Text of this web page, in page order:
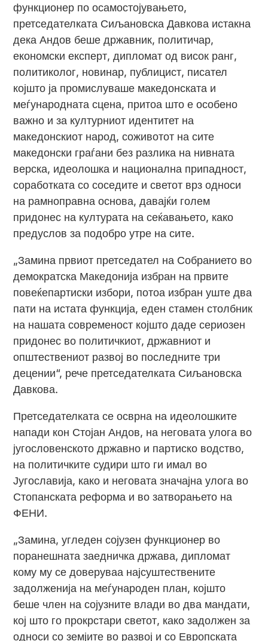
функционер по осамостојувањето,
претседателката Сиљановска Давкова истакна
дека Андов беше државник, политичар,
економски експерт, дипломат од висок ранг,
политиколог, новинар, публицист, писател
којшто ја промислуваше македонската и
меѓународната сцена, притоа што е особено
важно и за културниот идентитет на
македонскиот народ, соживотот на сите
македонски граѓани без разлика на нивната
верска, идеолошка и национална припадност,
соработката со соседите и светот врз односи
на рамноправна основа, давајќи голем
придонес на културата на сеќавањето, како
предуслов за подобро утре на сите.
„Замина првиот претседател на Собранието во
демократска Македонија избран на првите
повеќепартиски избори, потоа избран уште два
пати на истата функција, еден стамен столбник
на нашата современост којшто даде сериозен
придонес во политичкиот, државниот и
општествениот развој во последните три
децении“, рече претседателката Сиљановска
Давкова.
Претседателката се осврна на идеолошките
напади кон Стојан Андов, на неговата улога во
југословенското државно и партиско водство,
на политичките судири што ги имал во
Југославија, како и неговата значајна улога во
Стопанската реформа и во затворањето на
ФЕНИ.
„Замина, угледен сојузен функционер во
поранешната заедничка држава, дипломат
кому му се доверуваа најсуштествените
задолженија на меѓународен план, којшто
беше член на сојузните влади во два мандати,
кој што го прокрстари светот, како задолжен за
односи со земјите во развој и со Европската